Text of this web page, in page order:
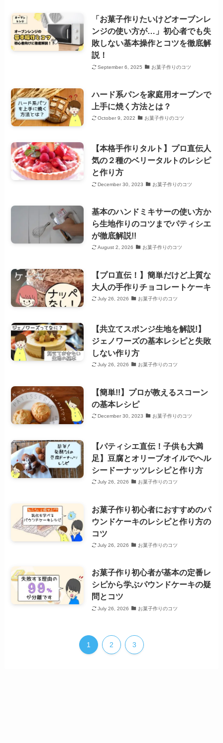
「お菓子作りたいけどオーブンレ
ンジの使い方が…」初心者でも失
敗しない基本操作とコツを徹底解
説！
September 6, 2025 お菓子作りのコツ
ハード系パンを家庭用オーブンで
上手に焼く方法とは？
October 9, 2022 お菓子作りのコツ
【本格手作りタルト】プロ直伝人
気の２種のベリータルトのレシピ
と作り方
December 30, 2023 お菓子作りのコツ
基本のハンドミキサーの使い方か
ら生地作りのコツまでパティシエ
が徹底解説!!
August 2, 2026 お菓子作りのコツ
【プロ直伝！】簡単だけど上質な
大人の手作りチョコレートケーキ
July 26, 2026 お菓子作りのコツ
【共立てスポンジ生地を解説!】
ジェノワーズの基本レシピと失敗
しない作り方
July 26, 2026 お菓子作りのコツ
【簡単!!】プロが教えるスコーン
の基本レシピ
December 30, 2023 お菓子作りのコツ
【パティシエ直伝！子供も大満
足】豆腐とオリーブオイルでヘル
シードーナッツレシピと作り方
July 26, 2026 お菓子作りのコツ
お菓子作り初心者におすすめのパ
ウンドケーキのレシピと作り方の
コツ
July 26, 2026 お菓子作りのコツ
お菓子作り初心者が基本の定番レ
シピから学ぶパウンドケーキの疑
問とコツ
July 26, 2026 お菓子作りのコツ
1 2 3